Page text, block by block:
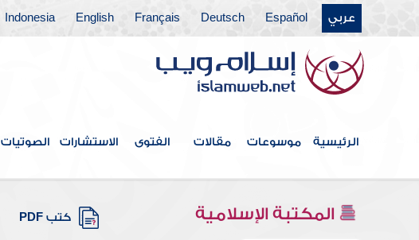
عربي Español
Deutsch
Français
English
Indonesia
الرئيسية موسوعات مقالات الفتوى الاستشارات الصوتيات
المكتبة الإسلامية كتب PDF